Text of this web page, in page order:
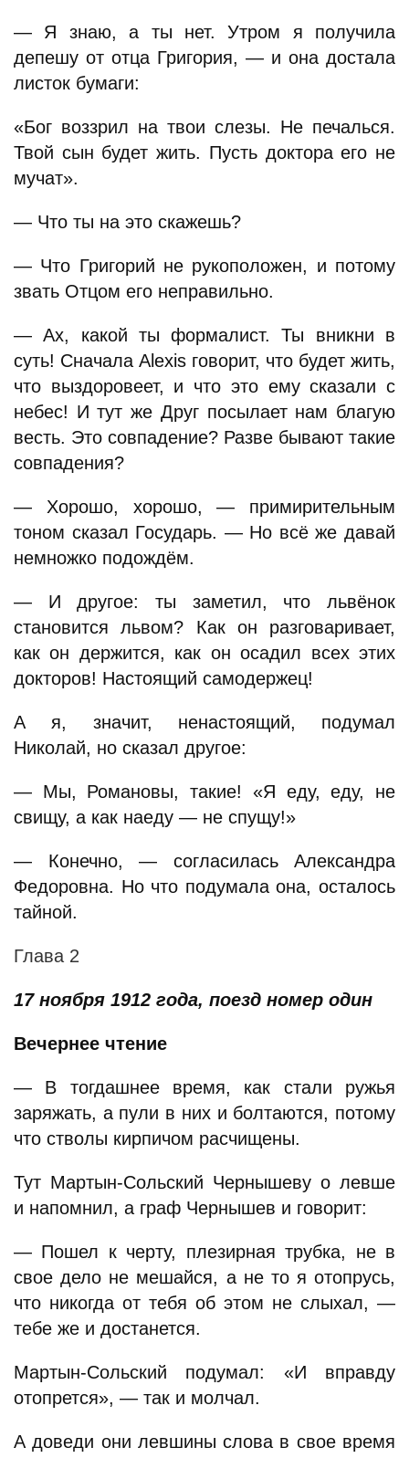
— Я знаю, а ты нет. Утром я получила
депешу от отца Григория, — и она достала
листок бумаги:
«Бог воззрил на твои слезы. Не печалься.
Твой сын будет жить. Пусть доктора его не
мучат».
— Что ты на это скажешь?
— Что Григорий не рукоположен, и потому
звать Отцом его неправильно.
— Ах, какой ты формалист. Ты вникни в
суть! Сначала Alexis говорит, что будет жить,
что выздоровеет, и что это ему сказали с
небес! И тут же Друг посылает нам благую
весть. Это совпадение? Разве бывают такие
совпадения?
— Хорошо, хорошо, — примирительным
тоном сказал Государь. — Но всё же давай
немножко подождём.
— И другое: ты заметил, что львёнок
становится львом? Как он разговаривает,
как он держится, как он осадил всех этих
докторов! Настоящий самодержец!
А я, значит, ненастоящий, подумал
Николай, но сказал другое:
— Мы, Романовы, такие! «Я еду, еду, не
свищу, а как наеду — не спущу!»
— Конечно, — согласилась Александра
Федоровна. Но что подумала она, осталось
тайной.
Глава 2
17 ноября 1912 года, поезд номер один
Вечернее чтение
— В тогдашнее время, как стали ружья
заряжать, а пули в них и болтаются, потому
что стволы кирпичом расчищены.
Тут Мартын-Сольский Чернышеву о левше
и напомнил, а граф Чернышев и говорит:
— Пошел к черту, плезирная трубка, не в
свое дело не мешайся, а не то я отопрусь,
что никогда от тебя об этом не слыхал, —
тебе же и достанется.
Мартын-Сольский подумал: «И вправду
отопрется», — так и молчал.
А доведи они левшины слова в свое время